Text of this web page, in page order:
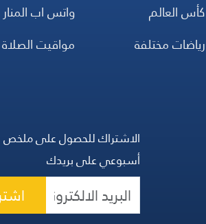
كأس العالم
رياضات مختلفة
واتس اب المنار
مواقيت الصلاة
الاشتراك للحصول على ملخص
أسبوعي على بريدك